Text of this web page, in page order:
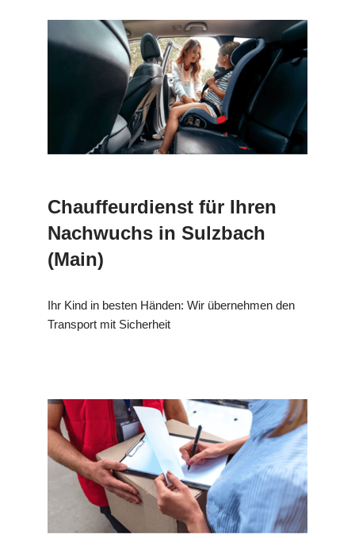
Chauffeurdienst für Ihren
Nachwuchs in Sulzbach
(Main)
Ihr Kind in besten Händen: Wir übernehmen den
Transport mit Sicherheit